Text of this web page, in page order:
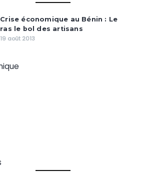
Crise économique au Bénin : Le
ras le bol des artisans
19 août 2013